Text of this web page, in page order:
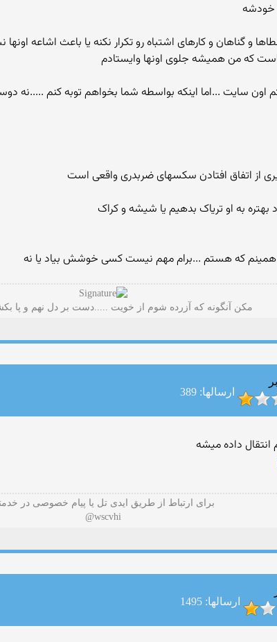
خودشه
که من همیشه جلوی اونها وایستادم
اون سایت ...اما اینکه بواسطه شما بخواهم توبه کنم
از اتفاق افتادن سکسهای ضربدری واقعی است
بهتره به او تریاک بدهیم یا شیشه و کراک
همینم که هستم ...برام مهم نیست کسی خوشش بیاد یا نه
مکن آنگونه که آزرده شوم از خویت .....دست بر دل نهم و پا
ارسالها: 389
انتقال داده میشه
برای ارتباط از طریق ایدی تل یا پیام خصوصی در
wscvhi@
ارسالها: 1495